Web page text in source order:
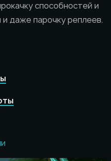
способностей и
даже парочку реплеев.